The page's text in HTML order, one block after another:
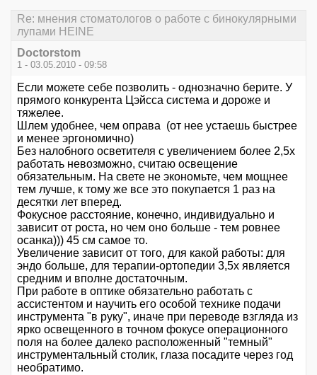
Re: мнения стоматологов о работе с бинокулярными
лупами HEINE
Doctorstom
1 - 03.05.2010 - 09:58
Если можете себе позволить - однозначно берите. У
прямого конкурента Цэйсса система и дороже и
тяжелее.
Шлем удобнее, чем оправа (от нее устаешь быстрее
и менее эргономично)
Без налобного осветителя с увеличением более 2,5х
работать невозможно, считаю освещение
обязательным. На свете не экономьте, чем мощнее
тем лучше, к тому же все это покупается 1 раз на
десятки лет вперед.
Фокусное расстояние, конечно, индивидуально и
зависит от роста, но чем оно больше - тем ровнее
осанка))) 45 см самое то.
Увеличение зависит от того, для какой работы: для
эндо больше, для терапии-ортопедии 3,5х является
средним и вполне достаточным.
При работе в оптике обязательно работать с
ассистентом и научить его особой технике подачи
инструмента "в руку", иначе при переводе взгляда из
ярко освещенного в точном фокусе операционного
поля на более далеко расположенный "темный"
инструментальный столик, глаза посадите через год
необратимо.